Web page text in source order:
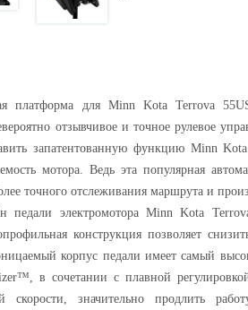
платформа для Minn Kota Terrova
отзывчивое и точное рулевое
запатентованную функцию Minn
мотора. Ведь эта популярная
точного отслеживания маршрута и
педали электромотора Minn Kota
конструкция позволяет
корпус педали имеет самый
в сочетании с плавной регулировкой
скорости, значительно продлить